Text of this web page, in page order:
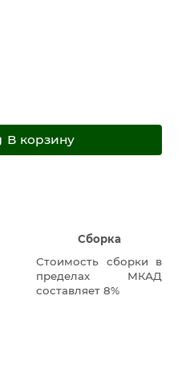
В корзину
Сборка
Стоимость сборки в
пределах МКАД
составляет 8%